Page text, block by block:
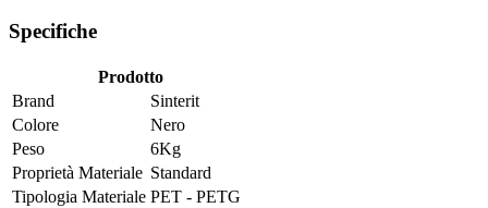
Specifiche
Prodotto
Brand
Sinterit
Colore
Nero
Peso
6Kg
Proprietà Materiale Standard
Tipologia Materiale PET - PETG